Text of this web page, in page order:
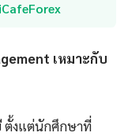
เหมาะกับ
ตั้งแต่นักศึกษาที่